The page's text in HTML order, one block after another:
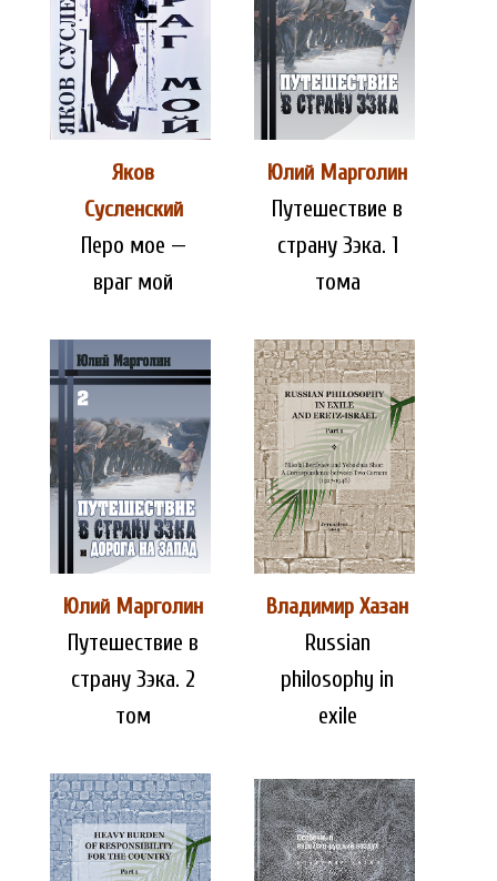
Яков
Сусленский
Перо мое —
враг мой
Юлий Марголин
Путешествие в
страну Зэка. 1
тома
Юлий Марголин
Путешествие в
страну Зэка. 2
том
Владимир Хазан
Russian
philosophy in
exile